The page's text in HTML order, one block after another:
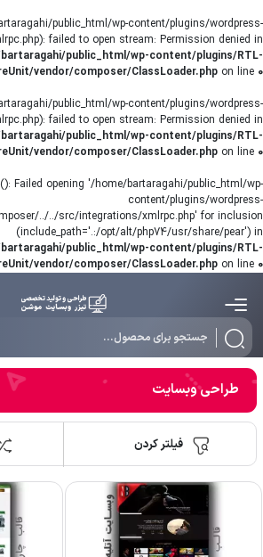
public_html/wp-content/plugins/wordpress-
failed to open stream: Permission denied in
public_html/wp-content/plugins/RTL-
vendor/composer/ClassLoader.php on line 0
public_html/wp-content/plugins/wordpress-
failed to open stream: Permission denied in
public_html/wp-content/plugins/RTL-
vendor/composer/ClassLoader.php on line 0
Failed opening '/home/bartaragahi/public_html/wp-
content/plugins/wordpress-
../../src/integrations/xmlrpc.php' for inclusion
(include_path='.:/opt/alt/php74/usr/share/pear') in
public_html/wp-content/plugins/RTL-
vendor/composer/ClassLoader.php on line 0
طراحی وبسایت
فیلتر کردن